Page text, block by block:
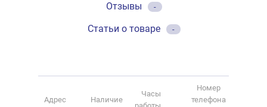
Отзывы
-
Статьи о товаре -
Адрес Наличие
Часы
Номер
телефона